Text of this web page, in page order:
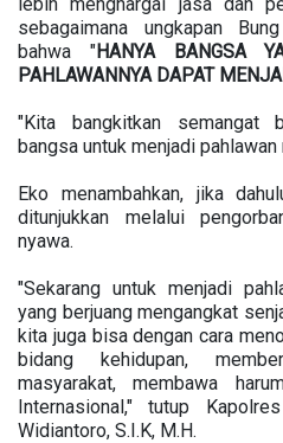
sebagaimana ungkapan
bahwa "HANYA BANGSA
PAHLAWANNYA DAPAT
"Kita bangkitkan semangat
bangsa untuk menjadi pahlawan
Eko menambahkan, jika
ditunjukkan melalui
nyawa.
"Sekarang untuk menjadi
yang berjuang mengangkat
kita juga bisa dengan cara
bidang kehidupan,
masyarakat, membawa
Internasional," tutup
Widiantoro, S.I.K, M.H.